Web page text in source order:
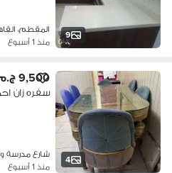
9
المقطم،
منذ 1 أسبوع
4
9,500 ج.م
سفره زان احمر ٦
شارع مدرسة
منذ 1 أسبوع